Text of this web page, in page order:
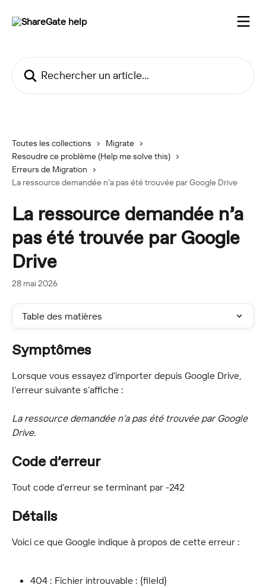
Toutes les collections
Migrate
Resoudre ce problème (Help me solve this)
Erreurs de Migration
La ressource demandée n’a pas été trouvée par Google Drive
La ressource demandée n’a
pas été trouvée par Google
Drive
28 mai 2026
Table des matières
Symptômes
Lorsque vous essayez d’importer depuis Google Drive,
l’erreur suivante s’affiche :
La ressource demandée n’a pas été trouvée par Google
Drive.
Code d’erreur
Tout code d’erreur se terminant par -242
Détails
Voici ce que Google indique à propos de cette erreur :
404 : Fichier introuvable : {fileId}